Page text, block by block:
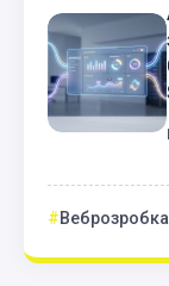
Веброзробка